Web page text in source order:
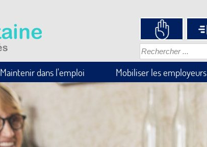
Maintenir dans l'emploi Mobiliser les employeurs